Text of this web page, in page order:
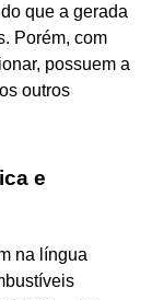
que a gerada
Porém, com
possuem a
outros
e
na língua